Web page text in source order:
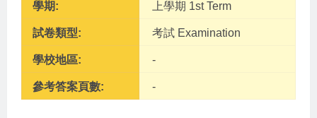
學期: 上學期 1st Term
試卷類型: 考試 Examination
學校地區: -
參考答案頁數: -